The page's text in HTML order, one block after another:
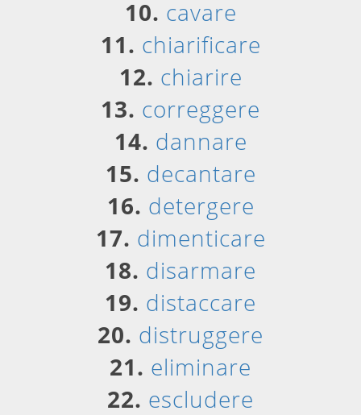
10. cavare
11. chiarificare
12. chiarire
13. correggere
14. dannare
15. decantare
16. detergere
17. dimenticare
18. disarmare
19. distaccare
20. distruggere
21. eliminare
22. escludere